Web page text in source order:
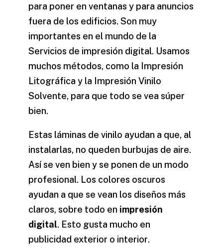
para poner en ventanas y para anuncios
fuera de los edificios. Son muy
importantes en el mundo de la
Servicios de impresión digital. Usamos
muchos métodos, como la Impresión
Litográfica y la Impresión Vinilo
Solvente, para que todo se vea súper
bien.
Estas láminas de vinilo ayudan a que, al
instalarlas, no queden burbujas de aire.
Así se ven bien y se ponen de un modo
profesional. Los colores oscuros
ayudan a que se vean los diseños más
claros, sobre todo en impresión
digital. Esto gusta mucho en
publicidad exterior o interior.